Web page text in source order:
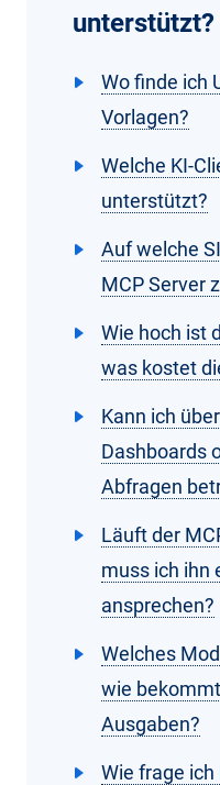
unterstützt?
Wo finde ich
Vorlagen?
Welche KI-
unterstützt?
Auf welche
MCP Server
Wie hoch ist
was kostet
Kann ich
Dashboards
Abfragen
Läuft der
muss ich ihn
ansprechen?
Welches
wie
Ausgaben?
Wie frage ich